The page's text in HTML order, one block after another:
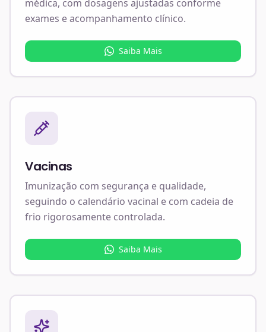
médica, com dosagens ajustadas conforme
exames e acompanhamento clínico.
Saiba Mais
Vacinas
Imunização com segurança e qualidade,
seguindo o calendário vacinal e com cadeia de
frio rigorosamente controlada.
Saiba Mais